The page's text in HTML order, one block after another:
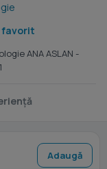
favorit
ANA ASLAN -
Adaugă